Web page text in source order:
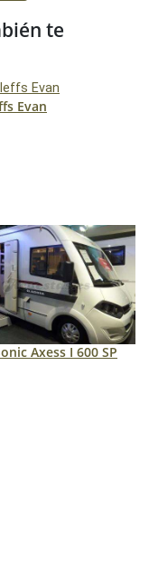
te
Evan
Axess I 600 SP